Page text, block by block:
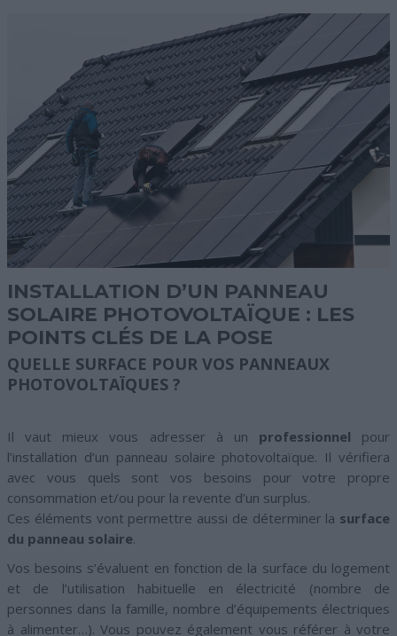
INSTALLATION D’UN PANNEAU
SOLAIRE PHOTOVOLTAÏQUE : LES
POINTS CLÉS DE LA POSE
QUELLE SURFACE POUR VOS PANNEAUX
PHOTOVOLTAÏQUES ?
Il vaut mieux vous adresser à un professionnel pour
l’installation d’un panneau solaire photovoltaïque. Il vérifiera
avec vous quels sont vos besoins pour votre propre
consommation et/ou pour la revente d’un surplus.
Ces éléments vont permettre aussi de déterminer la surface
du panneau solaire.
Vos besoins s’évaluent en fonction de la surface du logement
et de l’utilisation habituelle en électricité (nombre de
personnes dans la famille, nombre d’équipements électriques
à alimenter…). Vous pouvez également vous référer à votre